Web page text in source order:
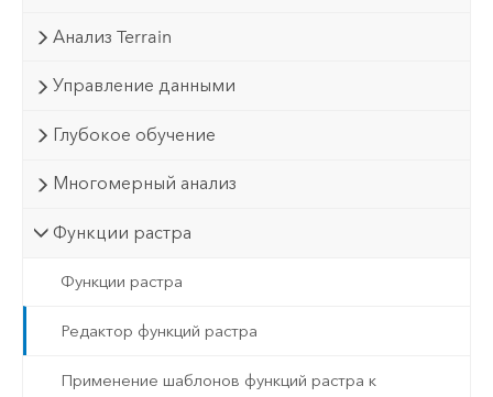
Анализ Terrain
Управление данными
Глубокое обучение
Многомерный анализ
Функции растра
Функции растра
Редактор функций растра
Применение шаблонов функций растра к